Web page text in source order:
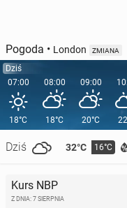
Pogoda • London ZMIANA
Dziś
07:00
18°C
Dziś 32°C 16°C
08:00
18°C
09:00
20°C
Kurs NBP
Z DNIA: 7 SIERPNIA